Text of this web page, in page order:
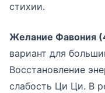
стихии.
Желание Фавония
вариант для
Восстановление
слабость Ци Ци. В